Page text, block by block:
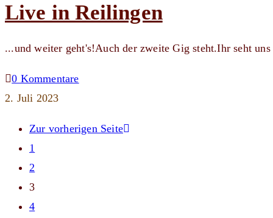
Live in Reilingen
...und weiter geht's!Auch der zweite Gig steht.Ihr seht
0 Kommentare
2. Juli 2023
Zur vorherigen Seite
1
2
3
4